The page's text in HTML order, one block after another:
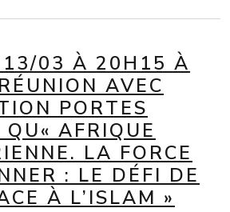
13/03 À 20H15 À
AVEC
PORTES
AFRIQUE
LA FORCE
: LE DÉFI DE
À L’ISLAM »